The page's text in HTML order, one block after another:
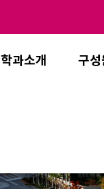
학과소개 구